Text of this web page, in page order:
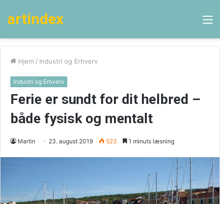
artindex
Hjem / Industri og Erhverv
Industri og Erhverv
Ferie er sundt for dit helbred –
både fysisk og mentalt
Martin 23. august 2019 523 1 minuts læsning